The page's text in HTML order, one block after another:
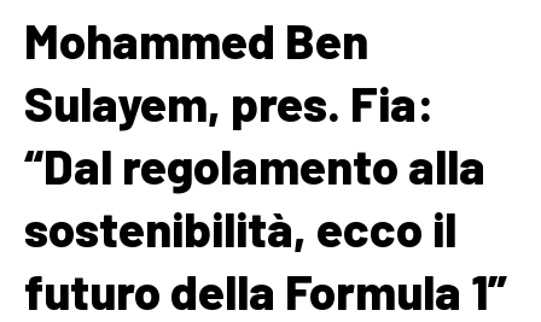
Mohammed Ben
Sulayem, pres. Fia:
“Dal regolamento alla
sostenibilità, ecco il
futuro della Formula 1”